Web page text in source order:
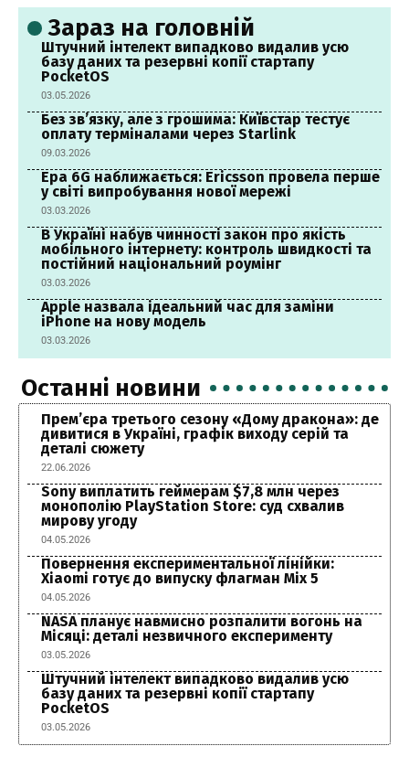
Зараз на головній
Штучний інтелект випадково видалив усю
базу даних та резервні копії стартапу
PocketOS
03.05.2026
Без зв’язку, але з грошима: Київстар тестує
оплату терміналами через Starlink
09.03.2026
Ера 6G наближається: Ericsson провела перше
у світі випробування нової мережі
03.03.2026
В Україні набув чинності закон про якість
мобільного інтернету: контроль швидкості та
постійний національний роумінг
03.03.2026
Apple назвала ідеальний час для заміни
iPhone на нову модель
03.03.2026
Останні новини
Прем’єра третього сезону «Дому дракона»: де
дивитися в Україні, графік виходу серій та
деталі сюжету
22.06.2026
Sony виплатить геймерам $7,8 млн через
монополію PlayStation Store: суд схвалив
мирову угоду
04.05.2026
Повернення експериментальної лінійки:
Xiaomi готує до випуску флагман Mix 5
04.05.2026
NASA планує навмисно розпалити вогонь на
Місяці: деталі незвичного експерименту
03.05.2026
Штучний інтелект випадково видалив усю
базу даних та резервні копії стартапу
PocketOS
03.05.2026